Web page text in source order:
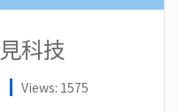
科技
Views: 1575